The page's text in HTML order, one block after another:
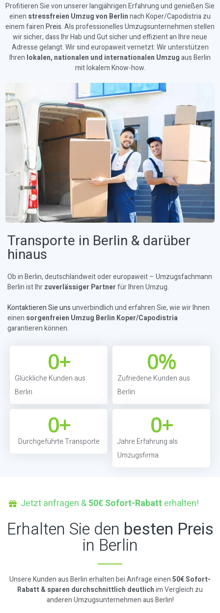
Profitieren Sie von unserer langjährigen Erfahrung und genießen Sie
einen stressfreien Umzug von Berlinnach Koper/Capodistria zu
einem fairenPreis. Als professionelles Umzugsunternehmen stellen
wir sicher, dass Ihr Hab und Gut sicher und effizient an Ihre neue
Adresse gelangt. Wir sind europaweit vernetzt: Wir unterstützen
Ihren lokalen, nationalen und internationalen Umzugaus Berlin
mit lokalem Know-how.
Transporte in Berlin & darüber
hinaus
Ob in Berlin, deutschlandweit oder europaweit – Umzugsfachmann
Berlin ist Ihrzuverlässiger Partnerfür Ihren Umzug.
Kontaktieren Sie unsunverbindlich und erfahren Sie, wie wir Ihnen
einen sorgenfreien Umzug Berlin Koper/Capodistria
garantieren können.
Glückliche Kunden aus
Berlin
0+
Zufriedene Kunden aus
Berlin
0%
Durchgeführte Transporte
0+
Jahre Erfahrung als
Umzugsfirma
0+
Jetzt anfragen &50€ Sofort-Rabatt erhalten!
Erhalten Sie den besten Preis
in Berlin
Unsere Kunden aus Berlin erhalten bei Anfrage einen50€ Sofort-
Rabatt & sparen durchschnittlich deutlichim Vergleich zu
anderen Umzugsunternehmen aus Berlin!